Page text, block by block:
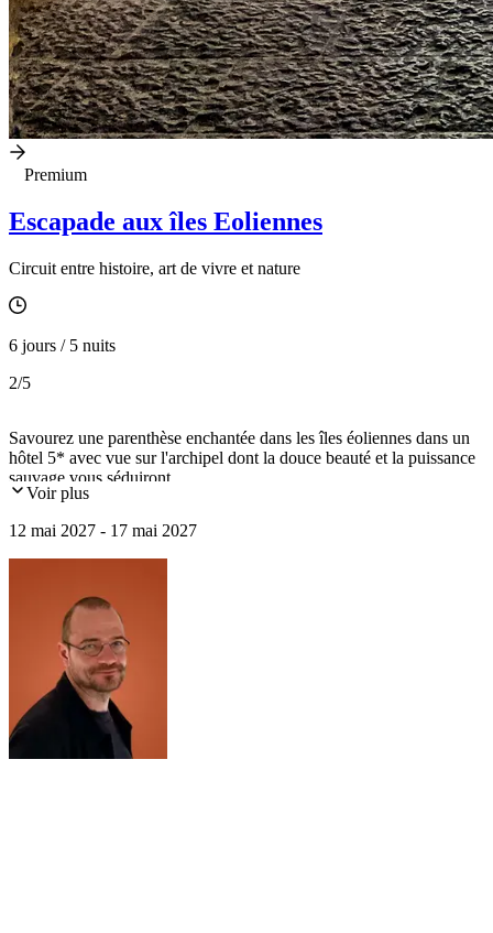
Premium
Escapade aux îles Eoliennes
Circuit entre histoire, art de vivre et nature
6 jours / 5 nuits
2/5
Savourez une parenthèse enchantée dans les îles éoliennes dans un
hôtel 5* avec vue sur l'archipel dont la douce beauté et la puissance
sauvage vous séduiront.
Voir plus
12 mai 2027 - 17 mai 2027